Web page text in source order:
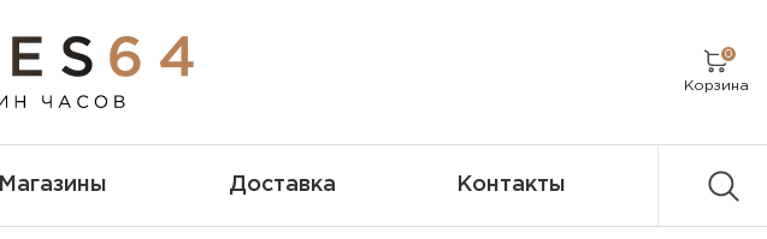
0
Корзина
Магазины Доставка Контакты